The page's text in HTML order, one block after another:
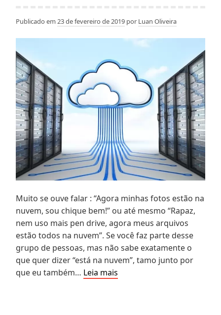
Publicado em 23 de fevereiro de 2019 por Luan Oliveira
Muito se ouve falar : “Agora minhas fotos estão na
nuvem, sou chique bem!” ou até mesmo “Rapaz,
nem uso mais pen drive, agora meus arquivos
estão todos na nuvem”. Se você faz parte desse
grupo de pessoas, mas não sabe exatamente o
que quer dizer “está na nuvem”, tamo junto por
que eu também… Leia mais